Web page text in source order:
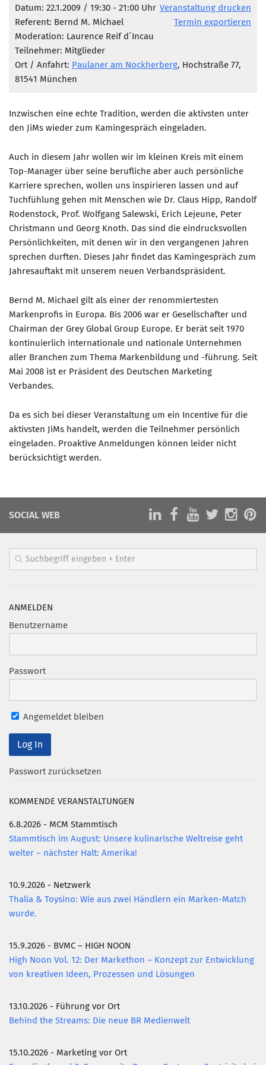
Marketing Pioniere
Arbeitsgruppen
Münchner Marketingpreis
Mentoring
Marketing Pioniere im BVMC
CLUB-KOMMUNIKATION
Newsletter
Clubmagazin
MCM Club TV
MITGLIEDSCHAFT
AKTUELLES
KONTAKT
Veranstaltung drucken
Termin exportieren
Datum: 22.1.2009 / 19:30 - 21:00 Uhr
Referent: Bernd M. Michael
Moderation: Laurence Reif d´Incau
Teilnehmer: Mitglieder
Ort / Anfahrt: Paulaner am Nockherberg, Hochstraße 77,
81541 München
Inzwischen eine echte Tradition, werden die aktivsten unter
den JiMs wieder zum Kamingespräch eingeladen.
Auch in diesem Jahr wollen wir im kleinen Kreis mit einem
Top-Manager über seine berufliche aber auch persönliche
Karriere sprechen, wollen uns inspirieren lassen und auf
Tuchfühlung gehen mit Menschen wie Dr. Claus Hipp, Randolf
Rodenstock, Prof. Wolfgang Salewski, Erich Lejeune, Peter
Christmann und Georg Knoth. Das sind die eindrucksvollen
Persönlichkeiten, mit denen wir in den vergangenen Jahren
sprechen durften. Dieses Jahr findet das Kamingespräch zum
Jahresauftakt mit unserem neuen Verbandspräsident.
Bernd M. Michael gilt als einer der renommiertesten
Markenprofis in Europa. Bis 2006 war er Gesellschafter und
Chairman der Grey Global Group Europe. Er berät seit 1970
kontinuierlich internationale und nationale Unternehmen
aller Branchen zum Thema Markenbildung und -führung. Seit
Mai 2008 ist er Präsident des Deutschen Marketing
Verbandes.
Da es sich bei dieser Veranstaltung um ein Incentive für die
aktivsten JiMs handelt, werden die Teilnehmer persönlich
eingeladen. Proaktive Anmeldungen können leider nicht
berücksichtigt werden.
SOCIAL WEB
ANMELDEN
Benutzername
Passwort
Angemeldet bleiben
Passwort zurücksetzen
KOMMENDE VERANSTALTUNGEN
6.8.2026 - MCM Stammtisch
Stammtisch im August: Unsere kulinarische Weltreise geht
weiter – nächster Halt: Amerika!
10.9.2026 - Netzwerk
Thalia & Toysino: Wie aus zwei Händlern ein Marken-Match
wurde.
15.9.2026 - BVMC – HIGH NOON
High Noon Vol. 12: Der Markethon – Konzept zur Entwicklung
von kreativen Ideen, Prozessen und Lösungen
13.10.2026 - Führung vor Ort
Behind the Streams: Die neue BR Medienwelt
15.10.2026 - Marketing vor Ort